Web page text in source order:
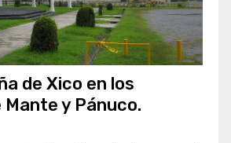
de Xico en los
Mante y Pánuco.